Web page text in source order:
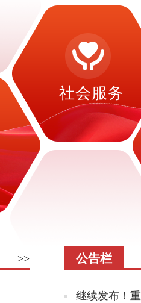
社会服务
>> 公告栏
继续发布！重庆